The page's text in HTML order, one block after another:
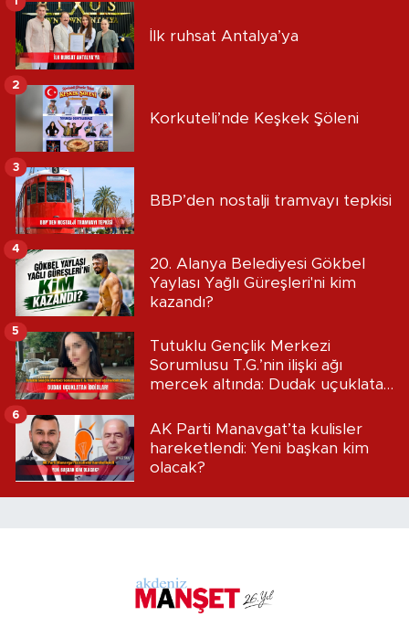
İlk ruhsat Antalya’ya
Korkuteli’nde Keşkek Şöleni
2
BBP’den nostalji tramvayı tepkisi
3
20. Alanya Belediyesi Gökbel
Yaylası Yağlı Güreşleri'ni kim
kazandı?
4
Tutuklu Gençlik Merkezi
Sorumlusu T.G.’nin ilişki ağı
mercek altında: Dudak uçuklatan
5
AK Parti Manavgat’ta kulisler
hareketlendi: Yeni başkan kim
olacak?
6